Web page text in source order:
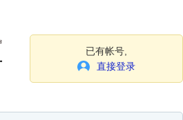
已有帐号,
直接登录